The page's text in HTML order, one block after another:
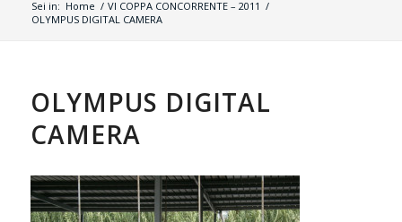
Sei in: Home / VI COPPA CONCORRENTE – 2011 /
OLYMPUS DIGITAL CAMERA
OLYMPUS DIGITAL
CAMERA